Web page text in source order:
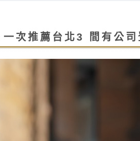
次推薦台北3 間有公司